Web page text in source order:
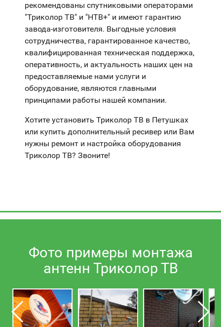
рекомендованы спутниковыми операторами
"Триколор ТВ" и "НТВ+" и имеют гарантию
завода-изготовителя. Выгодные условия
сотрудничества, гарантированное качество,
квалифицированная техническая поддержка,
оперативность, и актуальность наших цен на
предоставляемые нами услуги и
оборудование, являются главными
принципами работы нашей компании.
Хотите установить Триколор ТВ в Петушках
или купить дополнительный ресивер или Вам
нужны ремонт и настройка оборудования
Триколор ТВ? Звоните!
Фото примеры монтажа
антенн Триколор ТВ